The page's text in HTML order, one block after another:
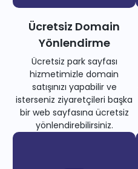
Ücretsiz Domain
Yönlendirme
Ücretsiz park sayfası
hizmetimizle domain
satışınızı yapabilir ve
isterseniz ziyaretçileri başka
bir web sayfasına ücretsiz
yönlendirebilirsiniz.